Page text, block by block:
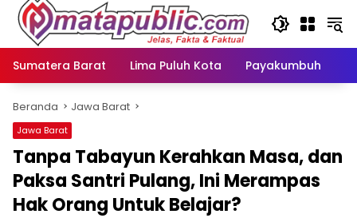
Langsung
konten
Sumatera Barat
Lima Puluh Kota Payakumbuh
Beranda Jawa Barat
Jawa Barat
Tanpa Tabayun Kerahkan Masa, dan
Paksa Santri Pulang, Ini Merampas
Hak Orang Untuk Belajar?